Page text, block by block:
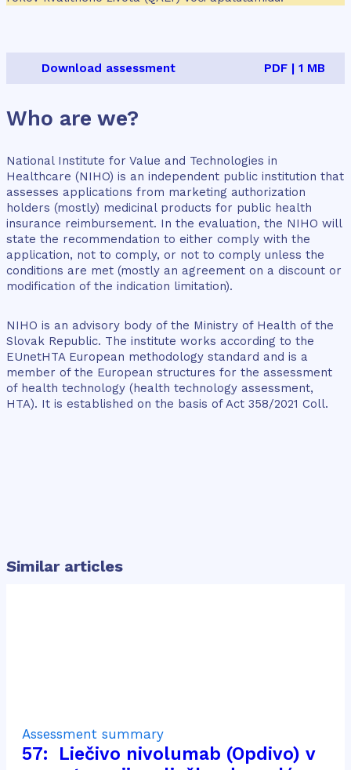
Download assessment PDF | 1 MB
Who are we?
National Institute for Value and Technologies in
Healthcare (NIHO) is an independent public institution that
assesses applications from marketing authorization
holders (mostly) medicinal products for public health
insurance reimbursement. In the evaluation, the NIHO will
state the recommendation to either comply with the
application, not to comply, or not to comply unless the
conditions are met (mostly an agreement on a discount or
modification of the indication limitation).
NIHO is an advisory body of the Ministry of Health of the
Slovak Republic. The institute works according to the
EUnetHTA European methodology standard and is a
member of the European structures for the assessment
of health technology (health technology assessment,
HTA). It is established on the basis of Act 358/2021 Coll.
Similar articles
Assessment summary
57: Liečivo nivolumab (Opdivo) v